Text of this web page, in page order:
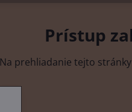
Prístup
Na prehliadanie tejto